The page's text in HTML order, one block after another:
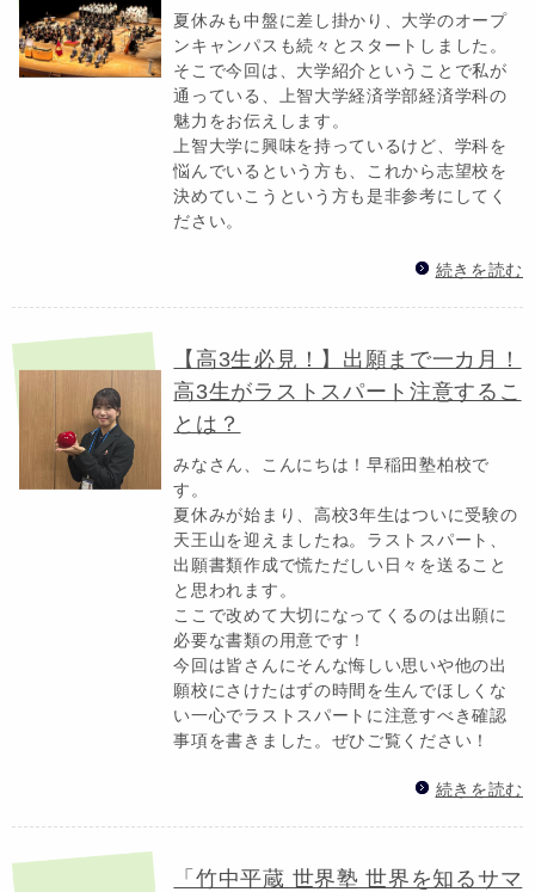
夏休みも中盤に差し掛かり、大学のオープ
ンキャンパスも続々とスタートしました。
そこで今回は、大学紹介ということで私が
通っている、上智大学経済学部経済学科の
魅力をお伝えします。
上智大学に興味を持っているけど、学科を
悩んでいるという方も、これから志望校を
決めていこうという方も是非参考にしてく
ださい。
続きを読む
【高3生必見！】出願まで一カ月！
高3生がラストスパート注意するこ
とは？
みなさん、こんにちは！早稲田塾柏校で
す。
夏休みが始まり、高校3年生はついに受験の
天王山を迎えましたね。ラストスパート、
出願書類作成で慌ただしい日々を送ること
と思われます。
ここで改めて大切になってくるのは出願に
必要な書類の用意です！
今回は皆さんにそんな悔しい思いや他の出
願校にさけたはずの時間を生んでほしくな
い一心でラストスパートに注意すべき確認
事項を書きました。ぜひご覧ください！
続きを読む
「竹中平蔵 世界塾 世界を知るサマ